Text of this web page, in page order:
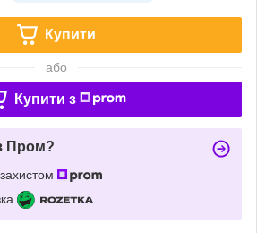
Купити
або
Купити з
Пром?